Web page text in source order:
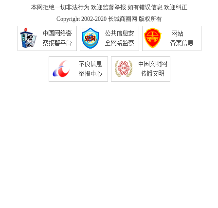
本网拒绝一切非法行为 欢迎监督举报 如有错误信息 欢迎纠正
Copyright 2002-2020 长城商圈网 版权所有